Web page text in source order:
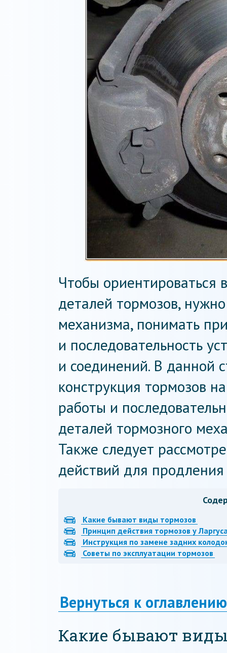
Чтобы ориентироваться
деталей тормозов,
механизма, понимать
и последовательность
и соединений. В данной
конструкция тормозов
работы и
деталей тормозного
Также следует
действий для
Какие бывают виды тормозов
Принцип действия тормозов у
Инструкция по замене задних
Советы по эксплуатации тормозов
Вернуться к оглавлению
Какие бывают